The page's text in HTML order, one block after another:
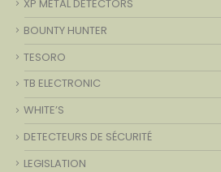
XP METAL DETECTORS
BOUNTY HUNTER
TESORO
TB ELECTRONIC
WHITE’S
DETECTEURS DE SÉCURITÉ
LEGISLATION